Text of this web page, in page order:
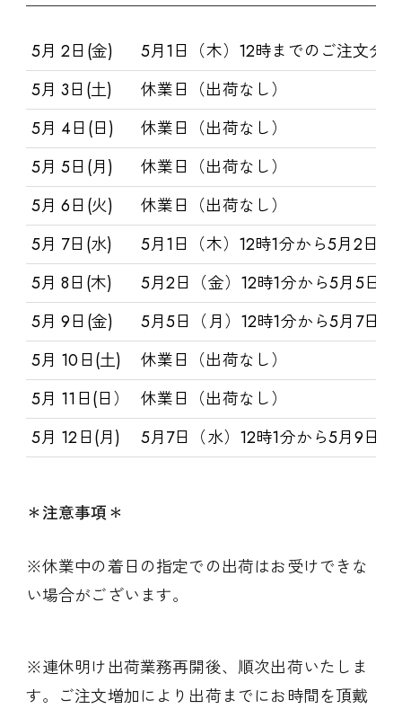
5月 2日(金)
5月1日（木）12時までのご注文分
5月 3日(土)
休業日（出荷なし）
5月 4日(日)
休業日（出荷なし）
5月 5日(月)
休業日（出荷なし）
5月 6日(火)
休業日（出荷なし）
5月 7日(水)
5月1日（木）12時1分から5月2日
5月 8日(木)
5月2日（金）12時1分から5月5日
5月 9日(金)
5月5日（月）12時1分から5月7日
5月 10日(土)
休業日（出荷なし）
5月 11日(日）
休業日（出荷なし）
5月 12日(月)
5月7日（水）12時1分から5月9日
＊注意事項＊
※休業中の着日の指定での出荷はお受けできな
い場合がございます。
※連休明け出荷業務再開後、順次出荷いたしま
す。ご注文増加により出荷までにお時間を頂戴